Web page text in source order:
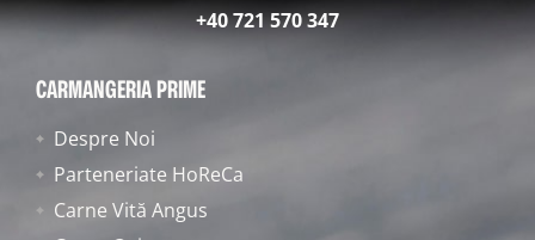
+40 721 570 347
CARMANGERIA PRIME
Despre Noi
Parteneriate HoReCa
Carne Vită Angus